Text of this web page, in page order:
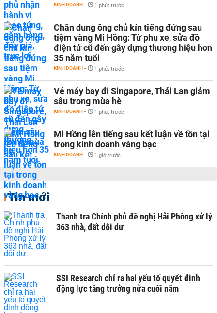
KINH DOANH - 1 phút trước
Chân dung ông chủ kín tiếng đứng sau
tiệm vàng Mi Hồng: Từ phụ xe, sửa đồ
điện tử cũ đến gây dựng thương hiệu hơn
35 năm tuổi
KINH DOANH - 1 phút trước
Vé máy bay đi Singapore, Thái Lan giảm
sâu trong mùa hè
KINH DOANH - 1 phút trước
Mi Hồng lên tiếng sau kết luận về tồn tại
trong kinh doanh vàng bạc
KINH DOANH - 1 giờ trước
Tin mới
Thanh tra Chính phủ đề nghị Hải Phòng xử lý
363 nhà, đất dôi dư
SSI Research chỉ ra hai yếu tố quyết định
động lực tăng trưởng nửa cuối năm